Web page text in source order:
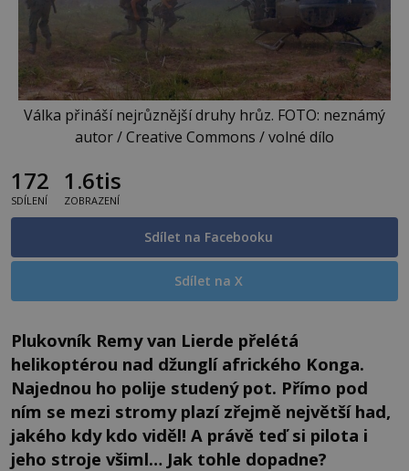
Válka přináší nejrůznější druhy hrůz. FOTO: neznámý
autor / Creative Commons / volné dílo
172
SDÍLENÍ
1.6tis
ZOBRAZENÍ
Sdílet na Facebooku
Sdílet na X
Plukovník Remy van Lierde přelétá
helikoptérou nad džunglí afrického Konga.
Najednou ho polije studený pot. Přímo pod
ním se mezi stromy plazí zřejmě největší had,
jakého kdy kdo viděl! A právě teď si pilota i
jeho stroje všiml… Jak tohle dopadne?